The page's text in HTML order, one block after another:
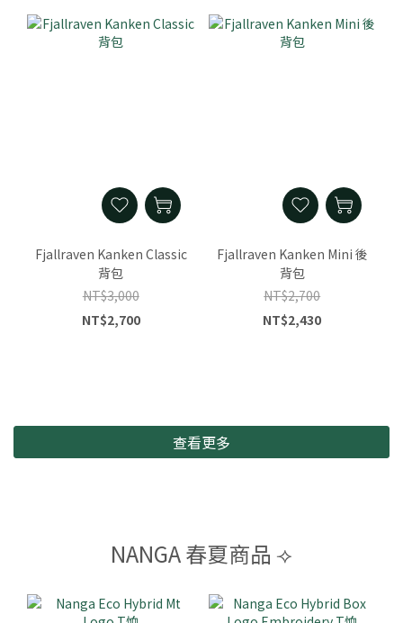
Fjallraven Kanken Classic
背包
NT$3,000
NT$2,700
Fjallraven Kanken Mini 後
背包
NT$2,700
NT$2,430
查看更多
NANGA 春夏商品 ⟢